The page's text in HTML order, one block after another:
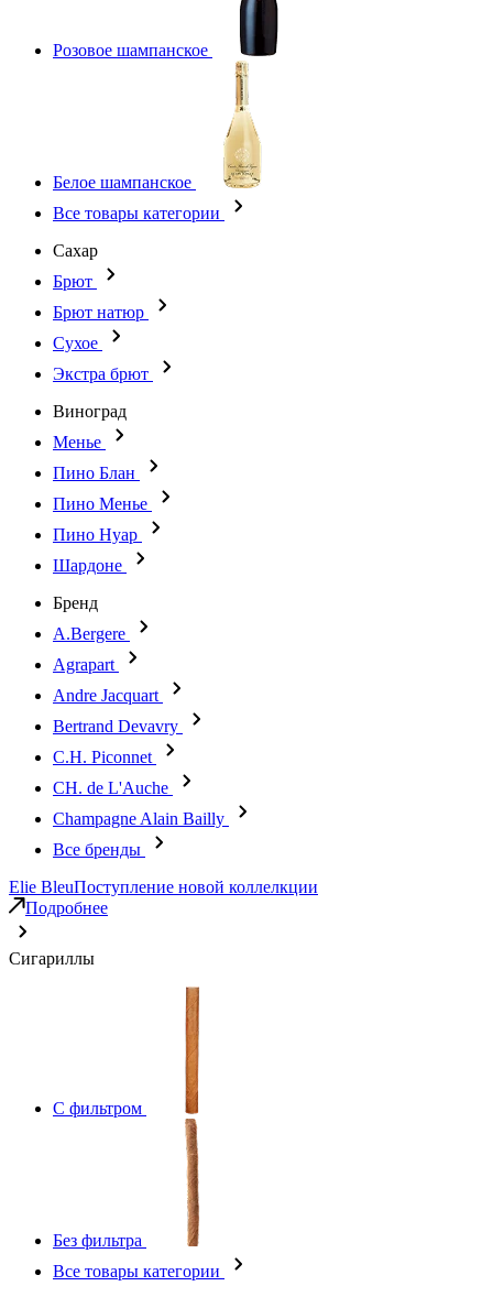
Розовое шампанское
Белое шампанское
Все товары категории
Сахар
Брют
Брют натюр
Сухое
Экстра брют
Виноград
Менье
Пино Блан
Пино Менье
Пино Нуар
Шардоне
Бренд
A.Bergere
Agrapart
Andre Jacquart
Bertrand Devavry
C.H. Piconnet
CH. de L'Auche
Champagne Alain Bailly
Все бренды
Elie BleuПоступление новой коллелкции
Подробнее
Сигариллы
С фильтром
Без фильтра
Все товары категории